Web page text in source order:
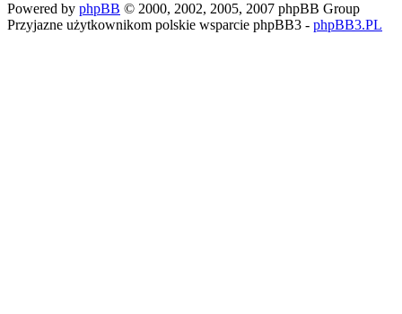
Powered by phpBB © 2000, 2002, 2005, 2007 phpBB Group
Przyjazne użytkownikom polskie wsparcie phpBB3 - phpBB3.PL